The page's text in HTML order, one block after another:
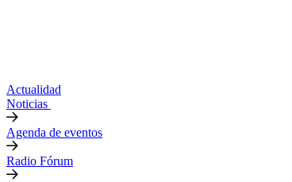
Actualidad
Noticias
Agenda de eventos
Radio Fórum